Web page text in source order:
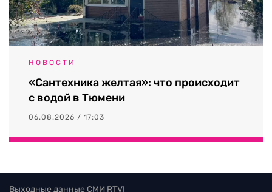
НОВОСТИ
«Сантехника желтая»: что происходит
с водой в Тюмени
06.08.2026 / 17:03
Выходные данные СМИ RTVI